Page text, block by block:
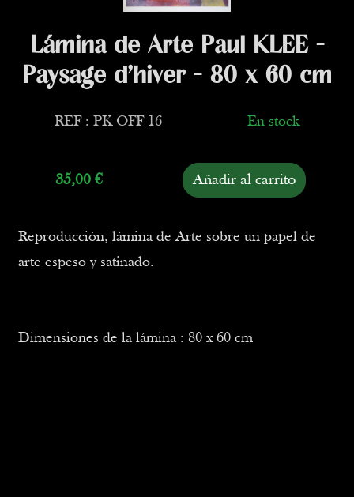
Lámina de Arte Paul KLEE -
Paysage d’hiver - 80 x 60 cm
REF : PK-OFF-16 En stock
35,00€ Añadir al carrito
Reproducción, lámina de Arte sobre un papel de
arte espeso y satinado.
Dimensiones de la lámina : 80 x 60 cm